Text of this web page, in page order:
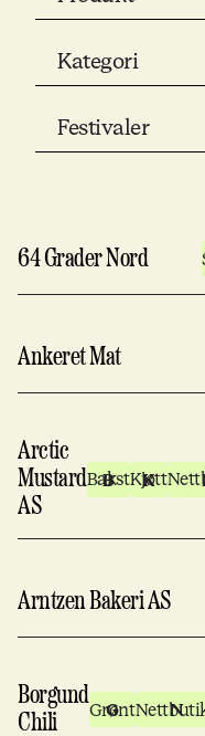
Kategori
Festivaler
64 Grader Nord
Ankeret Mat
Arctic
Mustard
AS
BakstKjøtt
Arntzen Bakeri AS
Borgund
Chili
Grønt